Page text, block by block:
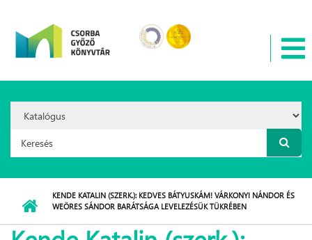
Option:
Keresés űrlap
KENDE KATALIN (SZERK.): KEDVES BÁTYUSKÁM! VÁRKONYI NÁNDOR ÉS
WEÖRES SÁNDOR BARÁTSÁGA LEVELEZÉSÜK TÜKRÉBEN